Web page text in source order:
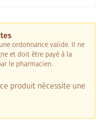
ordonnance valide. Il ne
et doit être payé à la
le pharmacien.
produit nécessite une